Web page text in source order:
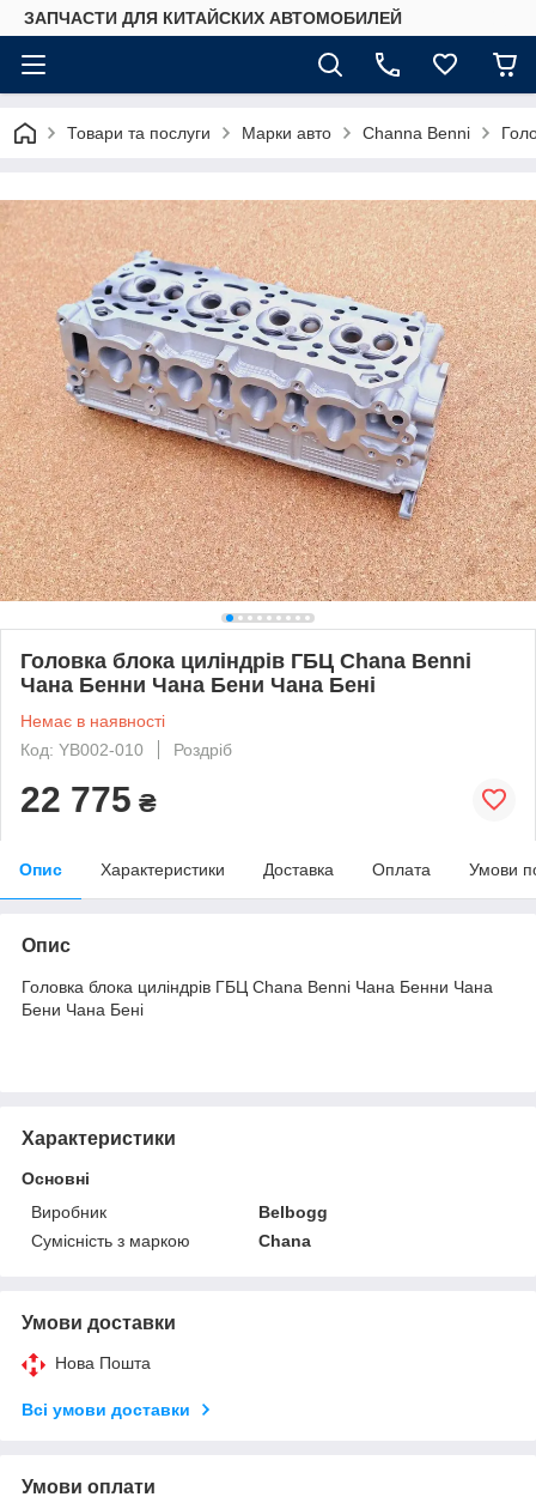
ЗАПЧАСТИ ДЛЯ КИТАЙСКИХ АВТОМОБИЛЕЙ
Товари та послуги Марки авто Сhannа Benni
Головка блока циліндрів ГБЦ Chana Benni
Чана Бенни Чана Бени Чана Бені
Немає в наявності
Код: YB002-010
Роздріб
22 775 ₴
Опис Характеристики Доставка Оплата Умови
Опис
Головка блока циліндрів ГБЦ Chana Benni Чана Бенни Чана
Бени Чана Бені
Характеристики
Основні
Виробник
Belbogg
Сумісність з маркою
Chana
Умови доставки
Нова Пошта
Всі умови доставки
Умови оплати